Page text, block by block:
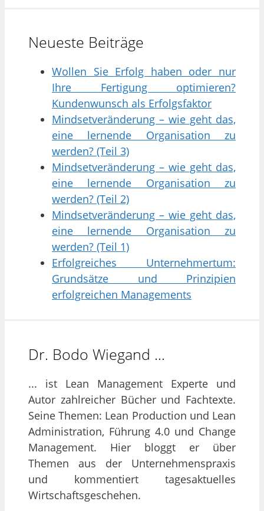
Neueste Beiträge
Wollen Sie Erfolg haben oder nur
Ihre Fertigung optimieren?
Kundenwunsch als Erfolgsfaktor
Mindsetveränderung – wie geht das,
eine lernende Organisation zu
werden? (Teil 3)
Mindsetveränderung – wie geht das,
eine lernende Organisation zu
werden? (Teil 2)
Mindsetveränderung – wie geht das,
eine lernende Organisation zu
werden? (Teil 1)
Erfolgreiches Unternehmertum:
Grundsätze und Prinzipien
erfolgreichen Managements
Dr. Bodo Wiegand …
... ist Lean Management Experte und
Autor zahlreicher Bücher und Fachtexte.
Seine Themen: Lean Production und Lean
Administration, Führung 4.0 und Change
Management. Hier bloggt er über
Themen aus der Unternehmenspraxis
und kommentiert tagesaktuelles
Wirtschaftsgeschehen.